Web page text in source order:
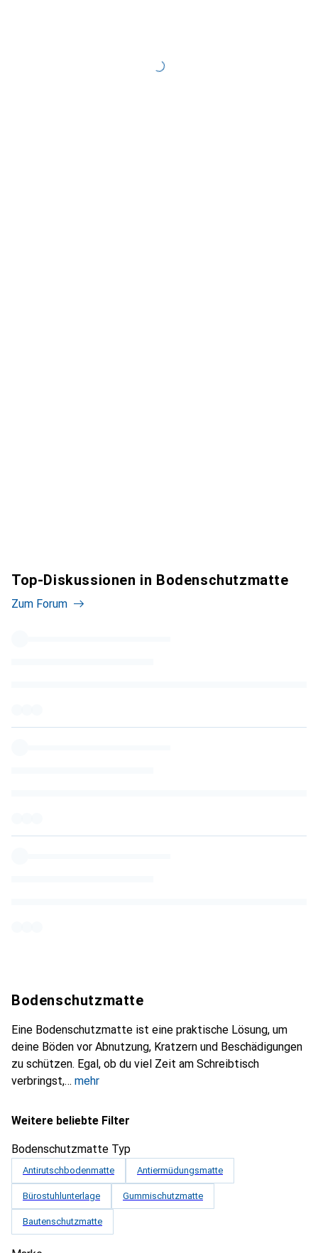
Top-Diskussionen in Bodenschutzmatte
Zum Forum
Bodenschutzmatte
Eine Bodenschutzmatte ist eine praktische Lösung, um
deine Böden vor Abnutzung, Kratzern und Beschädigungen
zu schützen. Egal, ob du viel Zeit am Schreibtisch
verbringst,
mehr
Weitere beliebte Filter
Bodenschutzmatte Typ
Antirutschbodenmatte Antiermüdungsmatte
Bürostuhlunterlage Gummischutzmatte
Bautenschutzmatte